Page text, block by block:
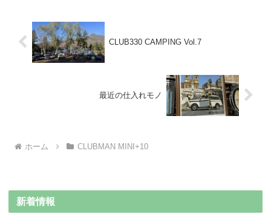
CLUB330 CAMPING Vol.7
最近の仕入れモノ
ホーム CLUBMAN MINI+10
新着情報